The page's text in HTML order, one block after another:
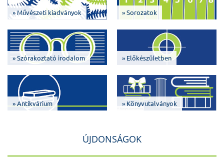
» Művészeti kiadványok » Sorozatok
» Szórakoztató irodalom » Előkészületben
» Antikvárium » Könyvutalványok
ÚJDONSÁGOK